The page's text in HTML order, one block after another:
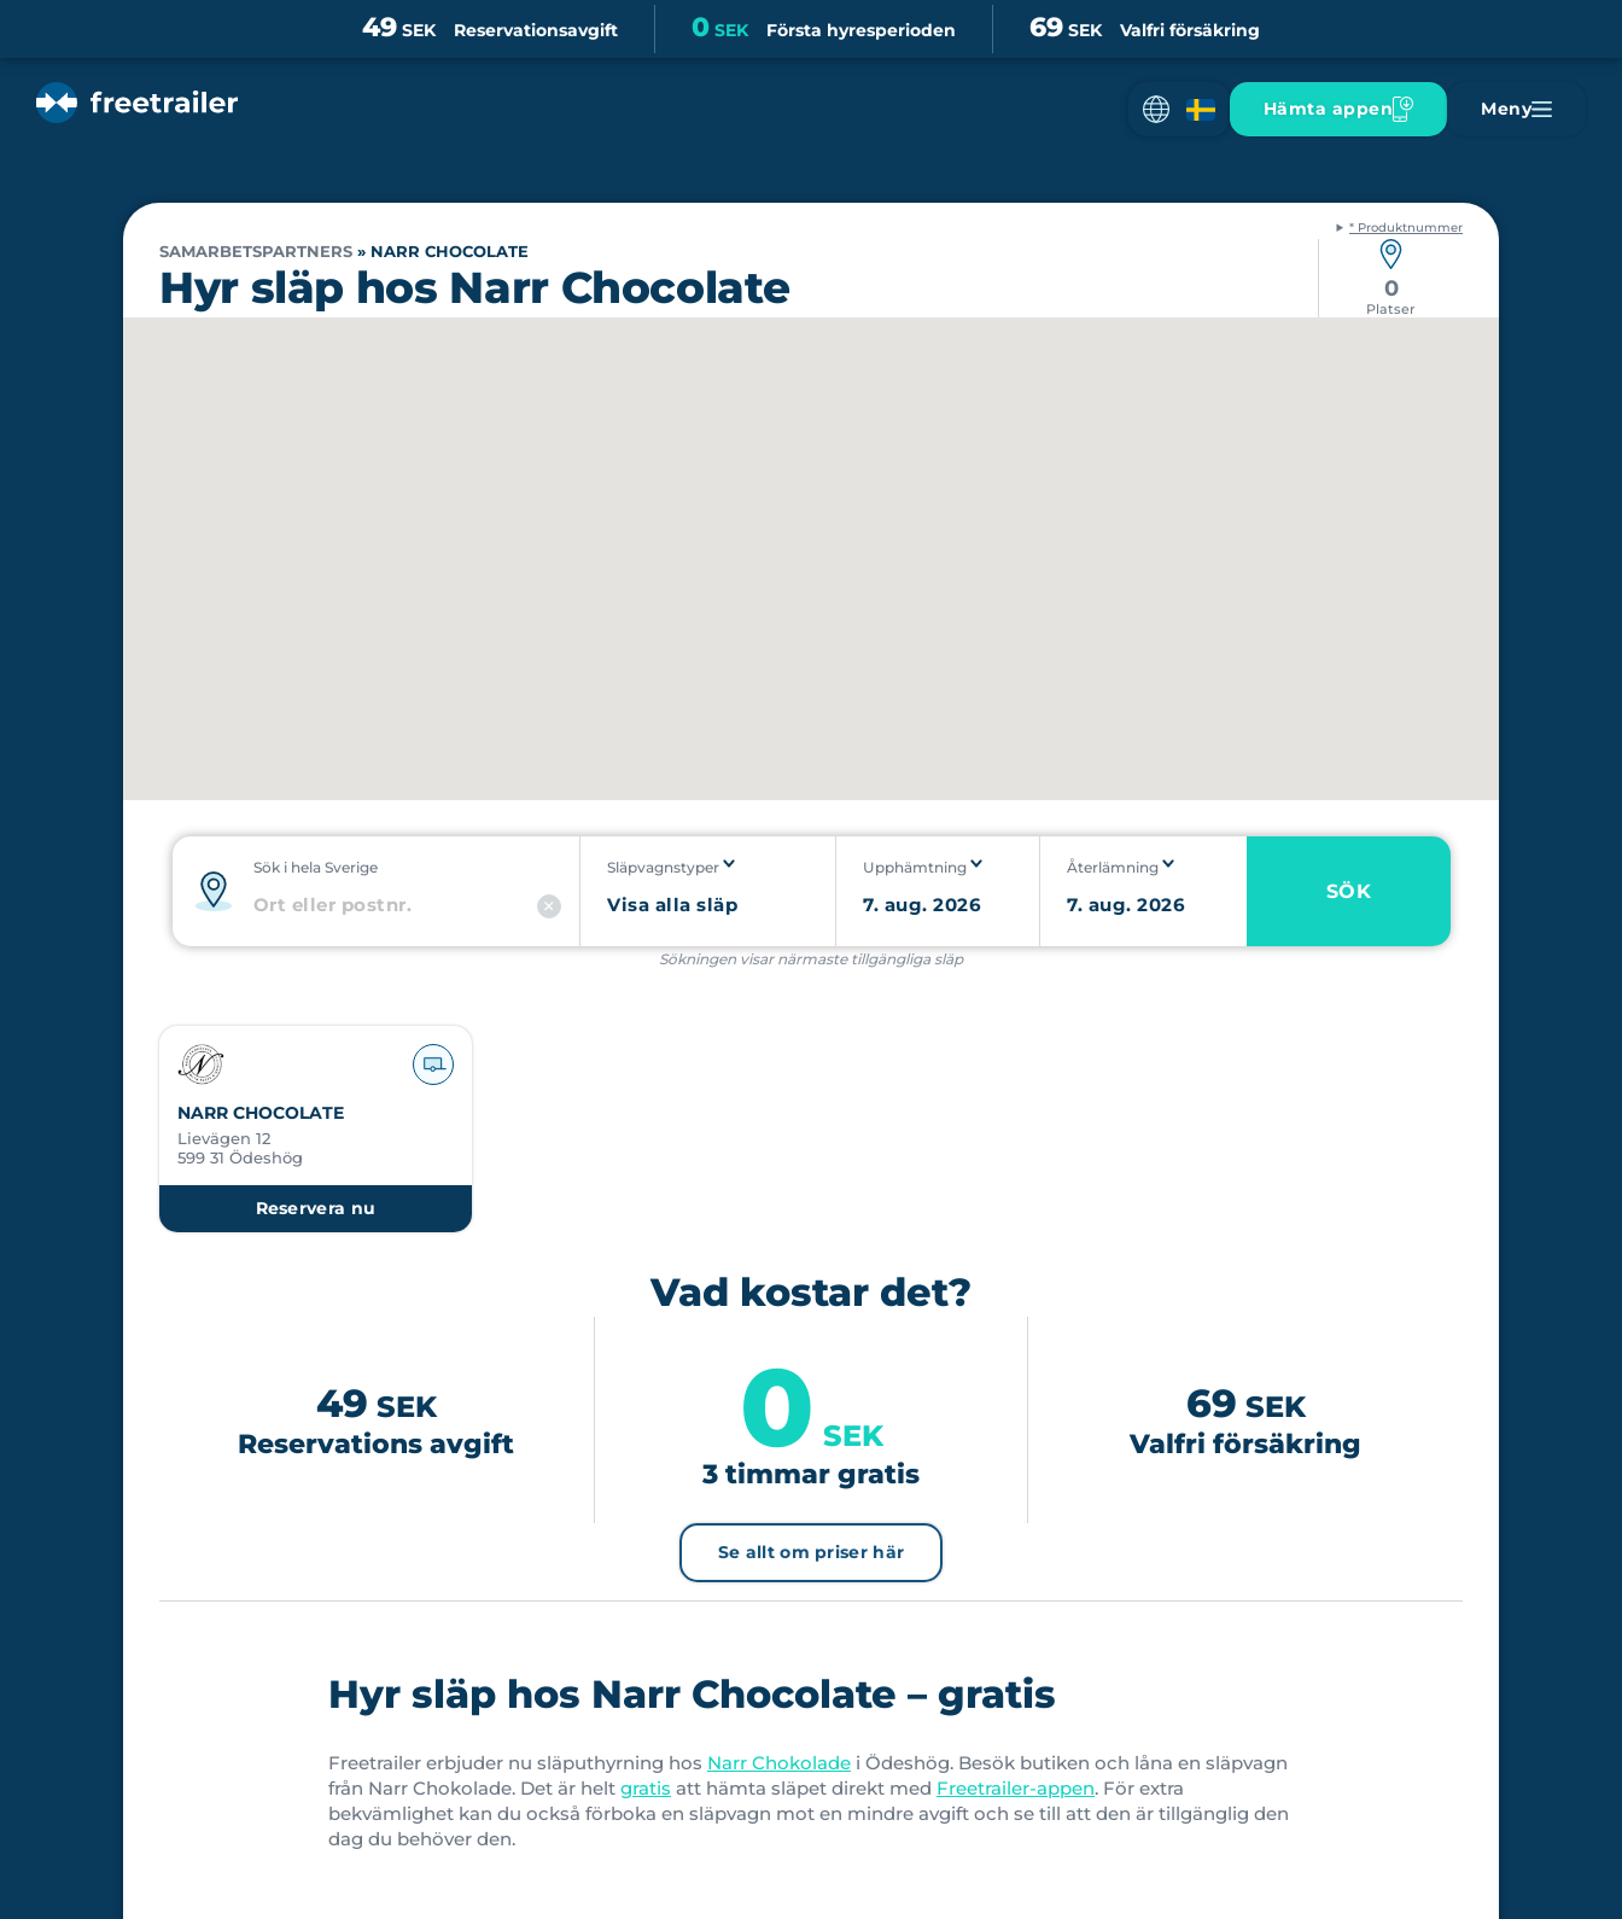
Reservationsavgift
49 SEK Första hyresperioden
0 SEK Valfri försäkring
69 SEK
Hämta appen Meny
* Produktnummer
SAMARBETSPARTNERS » NARR CHOCOLATE
Hyr släp hos Narr Chocolate 0
Platser
Sök i hela Sverige Släpvagnstyper Upphämtning Återlämning
SÖK
Sökningen visar närmaste tillgängliga släp
NARR CHOCOLATE
Lievägen 12
599 31 Ödeshög
Reservera nu
Vad kostar det?
49 SEK
Reservations avgift 0 SEK
3 timmar gratis
69 SEK
Valfri försäkring
Se allt om priser här
Hyr släp hos Narr Chocolate – gratis
Freetrailer erbjuder nu släputhyrning hos Narr Chokolade i Ödeshög. Besök butiken och låna en släpvagn
från Narr Chokolade. Det är helt gratis att hämta släpet direkt med Freetrailer-appen. För extra
bekvämlighet kan du också förboka en släpvagn mot en mindre avgift och se till att den är tillgänglig den
dag du behöver den.